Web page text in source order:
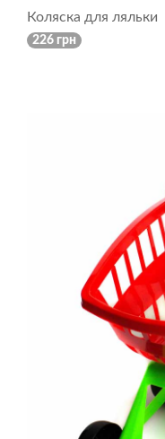
Коляска для ляльки
226 грн